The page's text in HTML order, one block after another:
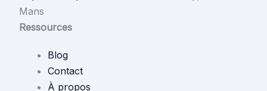
Mans
Ressources
Blog
Contact
À propos